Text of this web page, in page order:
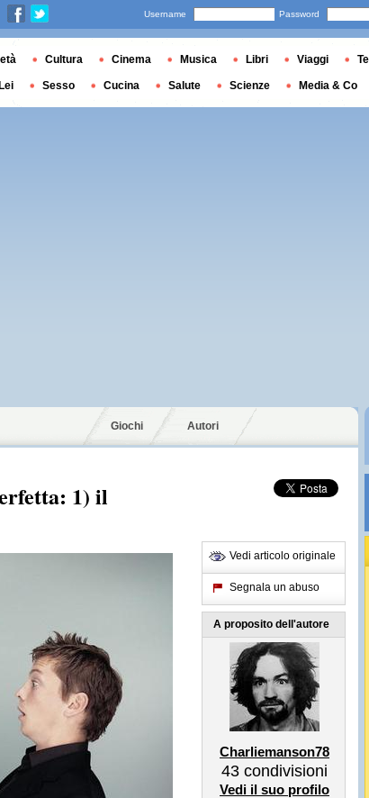
Giochi Autori
1) il
Vedi articolo originale
Segnala un abuso
A proposito dell'autore
Charliemanson78
43 condivisioni
Vedi il suo profilo
Username Password
Cultura Cinema Musica Libri Viaggi
Sesso Cucina Salute Scienze Media & Co